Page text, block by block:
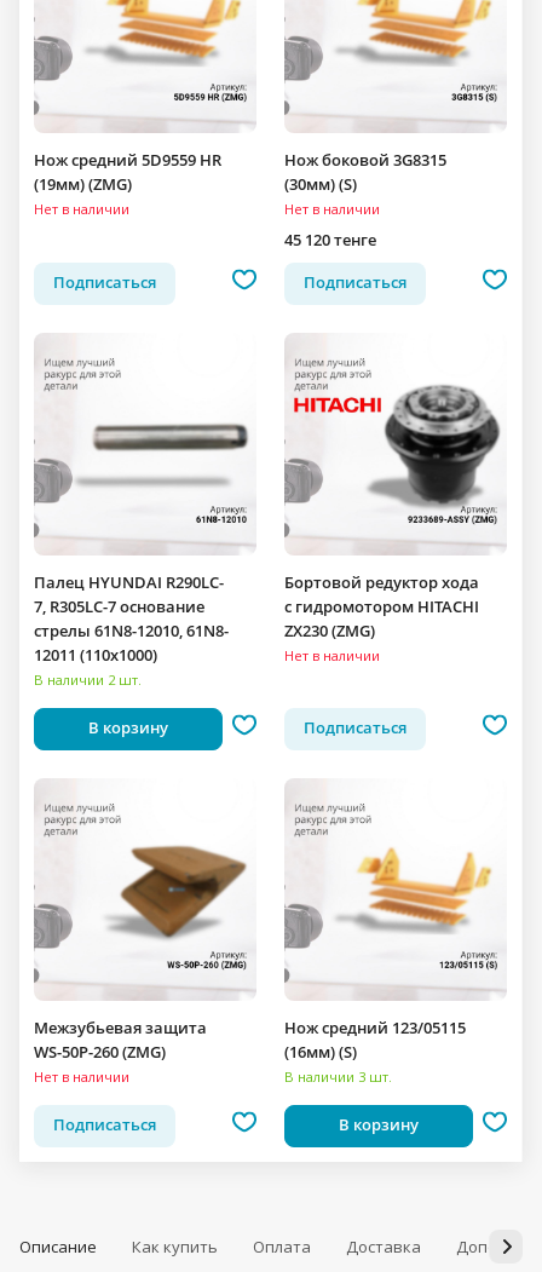
Нож средний 5D9559 HR
(19мм) (ZMG)
Нет в наличии
Подписаться
Нож боковой 3G8315
(30мм) (S)
Нет в наличии
45 120 тенге
Подписаться
Палец HYUNDAI R290LC-
7, R305LC-7 основание
стрелы 61N8-12010, 61N8-
12011 (110x1000)
В наличии 2 шт.
В корзину
Бортовой редуктор хода
c гидромотором HITACHI
ZX230 (ZMG)
Нет в наличии
Подписаться
Межзубьевая защита
WS-50P-260 (ZMG)
Нет в наличии
Подписаться
Нож средний 123/05115
(16мм) (S)
В наличии 3 шт.
В корзину
Описание Как купить Оплата Доставка